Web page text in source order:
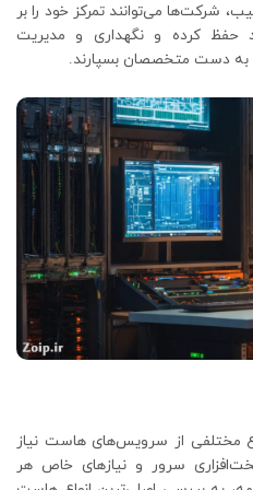
شرکت‌ها می‌توانند تمرکز خود را بر
حفظ کرده و نگهداری و مدیریت
به دست متخصصان بسپارند.
مختلفی از سرویس‌های هاست نیاز
سرور و نیازهای خاص هر